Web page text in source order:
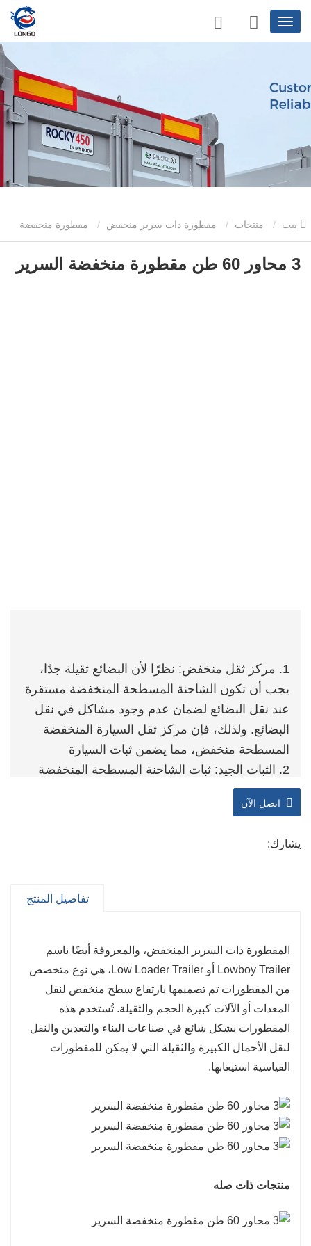
منتجات مقطورة ذات سرير منخفض مقطورة منخفضة
السطح بثلاثة محاور
3 محاور 60 طن مقطورة منخفضة السرير
1. مركز ثقل منخفض: نظرًا لأن البضائع ثقيلة جدًا،
يجب أن تكون الشاحنة المسطحة المنخفضة مستقرة
عند نقل البضائع لضمان عدم وجود مشاكل في نقل
البضائع. ولذلك، فإن مركز ثقل السيارة المنخفضة
المسطحة منخفض، مما يضمن ثبات السيارة
2. الثبات الجيد: ثبات الشاحنة المسطحة المنخفضة
أفضل من ثبات الشاحنات الكبيرة الأخرى، من ناحية،
بسبب ارتفاع صندوقها المنخفض، من ناحية أخرى،
الجيدة. في تصميم السور ومجموعات المكونات
اللوحة المنخفضة بميزة كبيرة، وهي أنه عند نقل
عند نقل البضائع في الوقت المناسب
4. سهولة تحميل وتفريغ البضائع: ارتفاع منصة
المقطورة المسطحة المنخفضة أقل من ارتفاع
المقطورة المسطحة العادية، والبضائع سهلة التحميل
والتفريغ
5. الارتفاع الإجمالي المنخفض: الارتفاع الإجمالي
للمقطورة المنخفضة المسطحة منخفض، مما يمكن
اتصل الآن
يشارك:
تفاصيل المنتج
المقطورة ذات السرير المنخفض، والمعروفة أيضًا باسم
Lowboy Trailer أو Low Loader Trailer، هي نوع متخصص
من المقطورات تم تصميمها بارتفاع سطح منخفض لنقل
المعدات أو الآلات كبيرة الحجم والثقيلة. تُستخدم هذه
المقطورات بشكل شائع في صناعات البناء والتعدين والنقل
لنقل الأحمال الكبيرة والثقيلة التي لا يمكن للمقطورات
القياسية استيعابها.
منتجات ذات صله